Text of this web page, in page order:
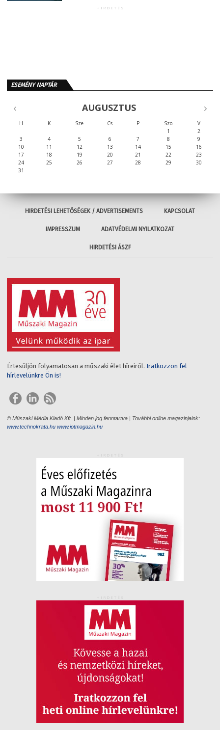
HIRDETÉS
ESEMÉNY NAPTÁR
AUGUSZTUS
H K Sze Cs P Szo
V
1
2
3
4 5 6 7 8
9
10
11 12 13 14 15
16
17
18 19 20 21 22
23
24
25 26 27 28 29
30
31
HIRDETÉSI LEHETŐSÉGEK / ADVERTISEMENTS KAPCSOLAT
IMPRESSZUM ADATVÉDELMI NYILATKOZAT
HIRDETÉSI ÁSZF
Értesüljön folyamatosan a műszaki élet híreiről. Iratkozzon fel
hírlevelünkre Ön is!
© Műszaki Média Kiadó Kft. | Minden jog fenntartva | További online magazinjaink:
www.technokrata.hu www.iotmagazin.hu
HIRDETÉS
HIRDETÉS